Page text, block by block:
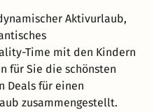
Aktivurlaub,
Time mit den Kindern
für Sie die schönsten
Deals für einen
zusammengestellt.